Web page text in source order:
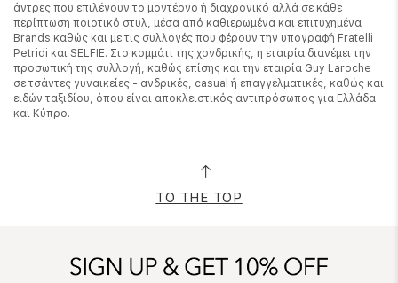
άντρες που επιλέγουν το μοντέρνο ή διαχρονικό αλλά σε κάθε
περίπτωση ποιοτικό στυλ, μέσα από καθιερωμένα και επιτυχημένα
Brands καθώς και με τις συλλογές που φέρουν την υπογραφή Fratelli
Petridi και SELFIE. Στο κομμάτι της χονδρικής, η εταιρία διανέμει την
προσωπική της συλλογή, καθώς επίσης και την εταιρία Guy Laroche
σε τσάντες γυναικείες - ανδρικές, casual ή επαγγελματικές, καθώς και
ειδών ταξιδίου, όπου είναι αποκλειστικός αντιπρόσωπος για Ελλάδα
και Κύπρο.
TO THE TOP